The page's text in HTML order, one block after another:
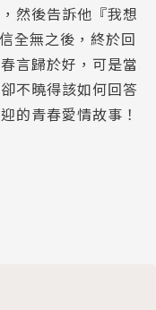
然後告訴他『我想
全無之後，終於回
言歸於好，可是當
不曉得該如何回答
的青春愛情故事！